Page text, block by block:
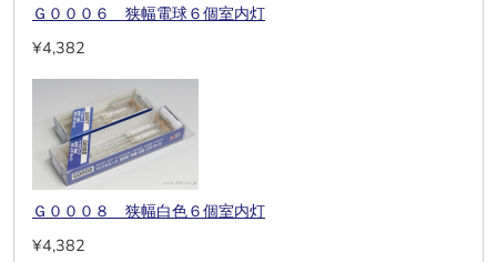
Ｇ０００６ 狭幅電球６個室内灯
¥4,382
Ｇ０００８ 狭幅白色６個室内灯
¥4,382